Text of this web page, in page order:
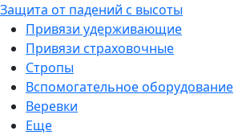
Защита от падений с высоты
Привязи удерживающие
Привязи страховочные
Стропы
Вспомогательное оборудование
Веревки
Еще